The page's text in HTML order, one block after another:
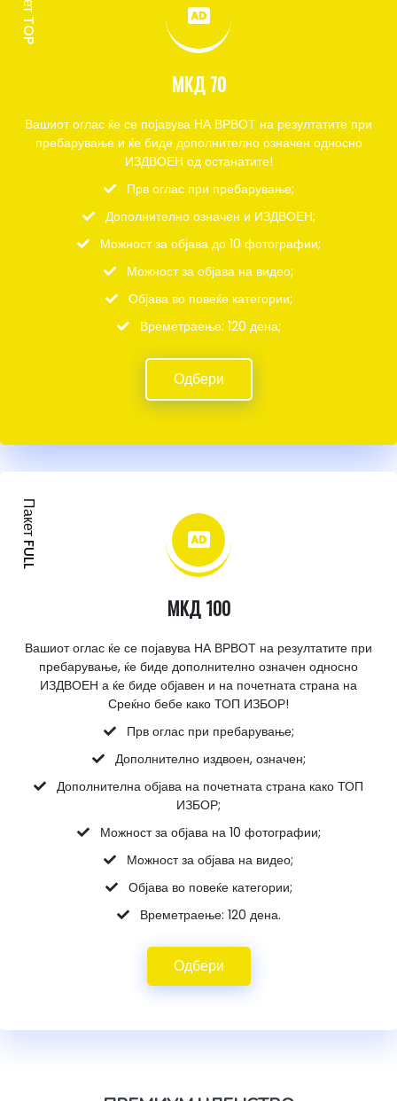
МКД 70
Вашиот оглас ќе се појавува НА ВРВОТ на резултатите при
пребарување и ќе биде дополнително означен односно
ИЗДВОЕН од останатите!
Прв оглас при пребарување;
Дополнително означен и ИЗДВОЕН;
Можност за објава до 10 фотографии;
Можност за објава на видео;
Објава во повеќе категории;
Времетраење: 120 дена;
Одбери
Пакет FULL
МКД 100
Вашиот оглас ќе се појавува НА ВРВОТ на резултатите при
пребарување, ќе биде дополнително означен односно
ИЗДВОЕН а ќе биде објавен и на почетната страна на
Среќно бебе како ТОП ИЗБОР!
Прв оглас при пребарување;
Дополнително издвоен, означен;
Дополнителна објава на почетната страна како ТОП
ИЗБОР;
Можност за објава на 10 фотографии;
Можност за објава на видео;
Објава во повеќе категории;
Времетраење: 120 дена.
Одбери